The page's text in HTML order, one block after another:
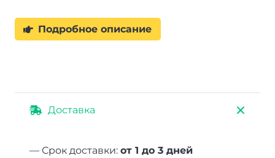
Подробное описание
Доставка
— Срок доставки: от 1 до 3 дней